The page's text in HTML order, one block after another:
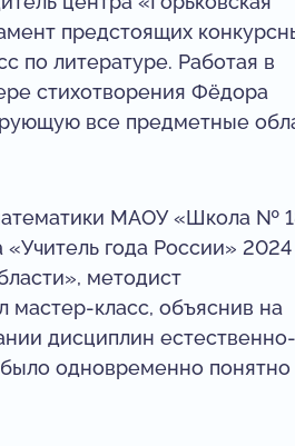
предстоящих
по литературе. Работая в
стихотворения Фёдора
все предметные
МАОУ «Школа №
«Учитель года России»
методист
мастер-класс, объяснив на
дисциплин естественно-
было одновременно понятно